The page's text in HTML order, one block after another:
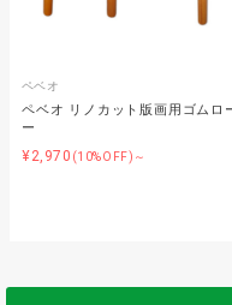
ペベオ
ペベオ リノカット版画用ゴムロ
ー
¥2,970 (10%OFF)～